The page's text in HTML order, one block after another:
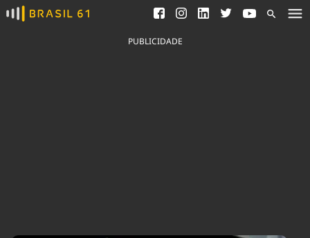
Ver todas as notícias
Saneamento
Indicadores
PUBLICIDADE